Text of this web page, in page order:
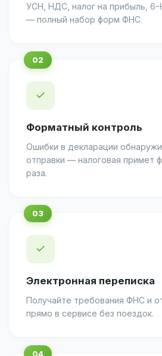
УСН, НДС, налог на прибыль,
— полный набор форм ФНС.
✓
Форматный контроль
Ошибки в декларации
отправки — налоговая примет
раза.
✓
Электронная переписка
Получайте требования ФНС и
прямо в сервисе без поездок.